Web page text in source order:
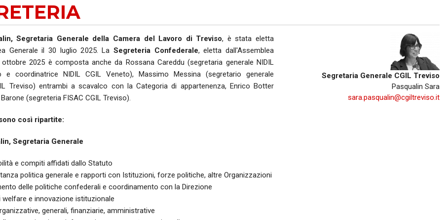
SILP
SLC CROCETTA DEL MONTELLO
ODERZO
MOTTA DI LIVENZA
Segretaria Generale della Camera del Lavoro di Treviso, è stata eletta
Generale il 30 luglio 2025. La Segreteria Confederale, eletta dall'Assemblea
2025 è composta anche da Rossana Careddu (segretaria generale NIDIL
e coordinatrice NIDIL CGIL Veneto), Massimo Messina (segretario generale
Treviso) entrambi a scavalco con la Categoria di appartenenza, Enrico Botter
(segreteria FISAC CGIL Treviso).
così ripartite:
Segretaria Generale
e compiti affidati dallo Statuto
politica generale e rapporti con Istituzioni, forze politiche, altre Organizzazioni
delle politiche confederali e coordinamento con la Direzione
welfare e innovazione istituzionale
generali, finanziarie, amministrative
Segretaria Generale CGIL Treviso
Pasqualin Sara
sara.pasqualin@cgiltreviso.it